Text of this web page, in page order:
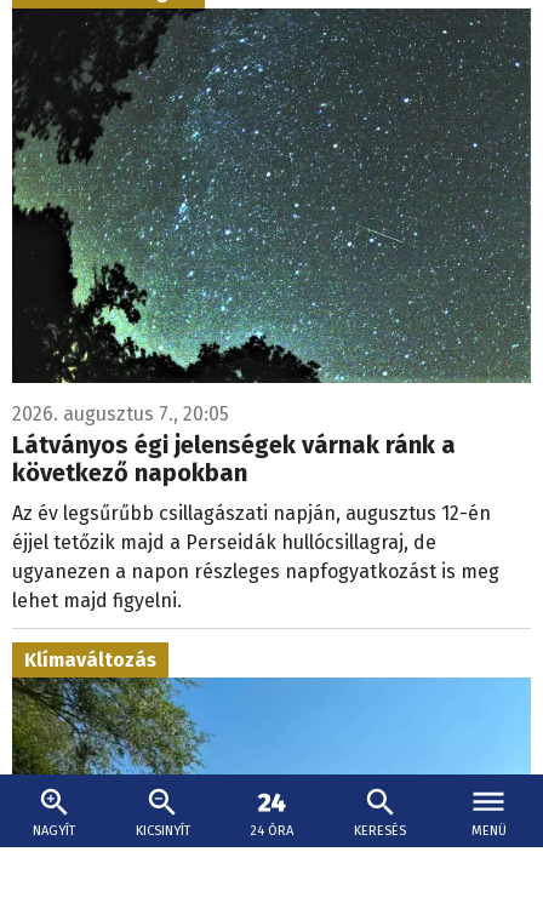
NAGYÍT KICSINYÍT 24 ÓRA KERESÉS MENÜ
2026. augusztus 7., 20:05
Látványos égi jelenségek várnak ránk a
következő napokban
Az év legsűrűbb csillagászati napján, augusztus 12-én
éjjel tetőzik majd a Perseidák hullócsillagraj, de
ugyanezen a napon részleges napfogyatkozást is meg
lehet majd figyelni.
Klímaváltozás